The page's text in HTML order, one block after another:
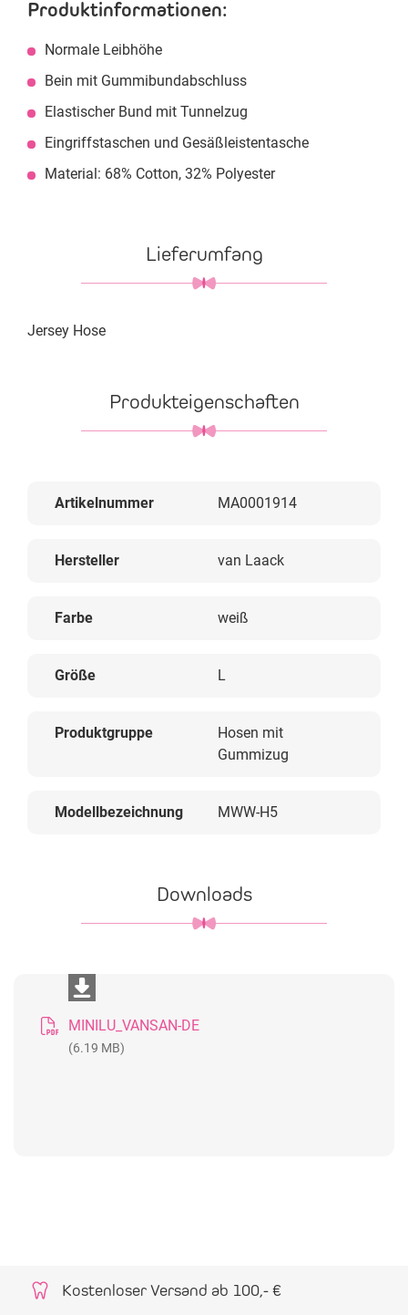
Produktinformationen:
Normale Leibhöhe
Bein mit Gummibundabschluss
Elastischer Bund mit Tunnelzug
Eingriffstaschen und Gesäßleistentasche
Material: 68% Cotton, 32% Polyester
Lieferumfang
Jersey Hose
Produkteigenschaften
Artikelnummer MA0001914
Hersteller van Laack
Farbe weiß
Größe L
Produktgruppe
Hosen mit
Gummizug
Modellbezeichnung MWW-H5
Downloads
MINILU_VANSAN-DE
(6.19 MB)
Kostenloser Versand ab 100,- €